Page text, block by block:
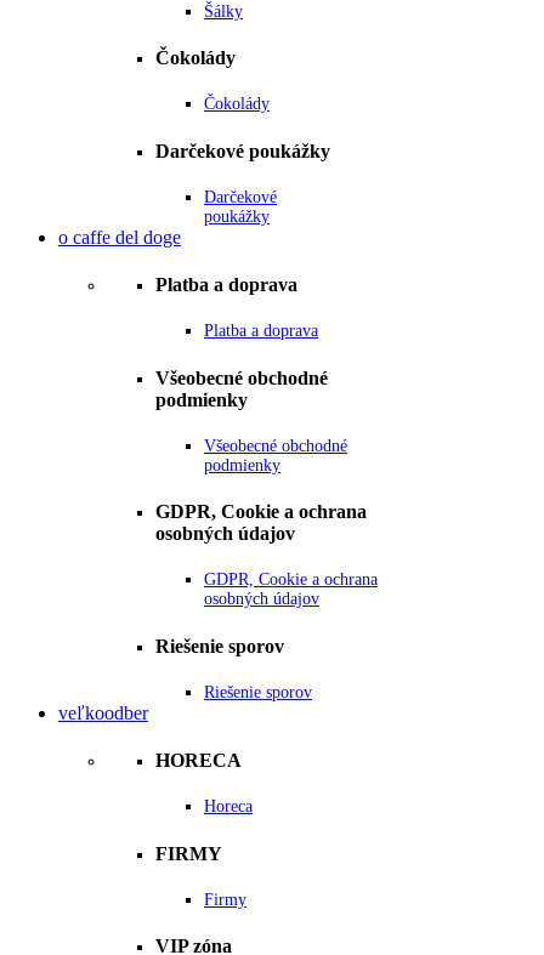
Šálky
Čokolády
Čokolády
Darčekové poukážky
Darčekové
poukážky
o caffe del doge
Platba a doprava
Platba a doprava
Všeobecné obchodné
podmienky
Všeobecné obchodné
podmienky
GDPR, Cookie a ochrana
osobných údajov
GDPR, Cookie a ochrana
osobných údajov
Riešenie sporov
Riešenie sporov
veľkoodber
HORECA
Horeca
FIRMY
Firmy
VIP zóna